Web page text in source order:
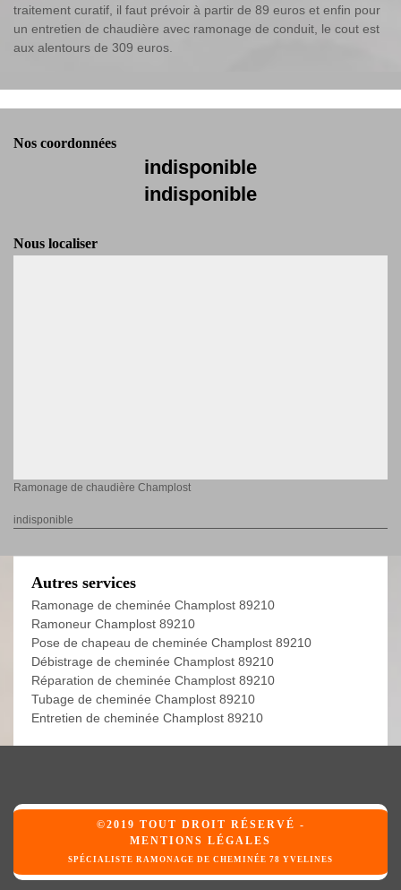
traitement curatif, il faut prévoir à partir de 89 euros et enfin pour
un entretien de chaudière avec ramonage de conduit, le cout est
aux alentours de 309 euros.
Nos coordonnées
indisponible
indisponible
Nous localiser
Ramonage de chaudière Champlost
indisponible
Autres services
Ramonage de cheminée Champlost 89210
Ramoneur Champlost 89210
Pose de chapeau de cheminée Champlost 89210
Débistrage de cheminée Champlost 89210
Réparation de cheminée Champlost 89210
Tubage de cheminée Champlost 89210
Entretien de cheminée Champlost 89210
©2019 TOUT DROIT RÉSERVÉ -
MENTIONS LÉGALES
SPÉCIALISTE RAMONAGE DE CHEMINÉE 78 YVELINES